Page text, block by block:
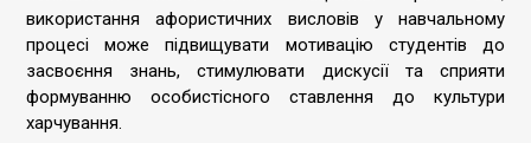
використання афористичних висловів у навчальному
процесі може підвищувати мотивацію студентів до
засвоєння знань, стимулювати дискусії та сприяти
формуванню особистісного ставлення до культури
харчування.